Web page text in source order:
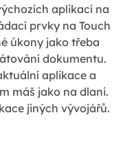
aplikací na
prvky na Touch
úkony jako třeba
dokumentu.
aplikace a
máš jako na dlani.
jiných vývojářů.